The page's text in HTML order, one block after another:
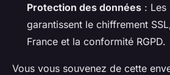
Protection des données : Les
garantissent le chiffrement
France et la conformité RGPD.
Vous vous souvenez de cette